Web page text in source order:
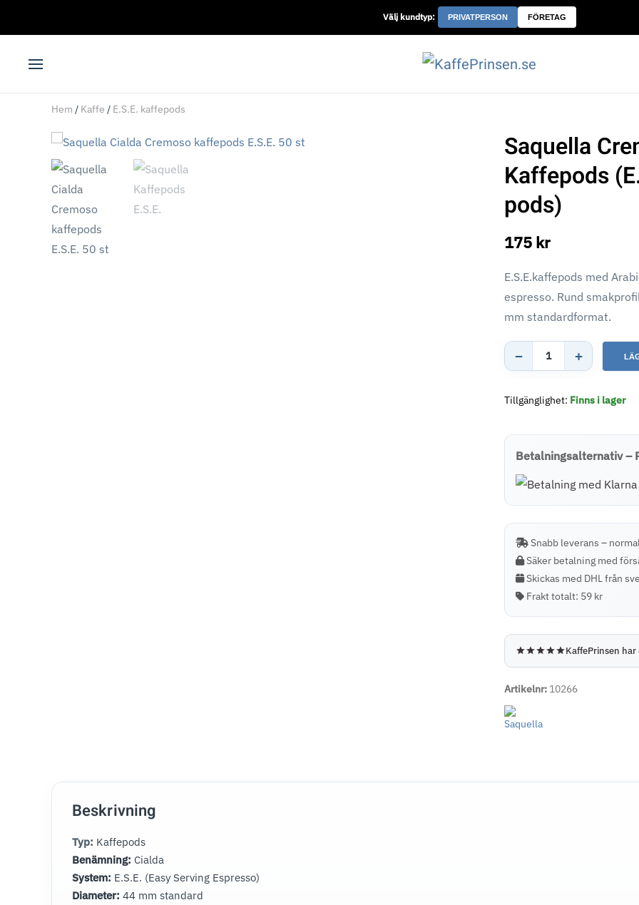
Välj kundtyp: PRIVATPERSON FÖRETAG
Hem / Kaffe / E.S.E. kaffepods
Saquella
Kaffepods
pods)
175 kr
E.S.E.kaffepods med
espresso. Rund
mm standardformat.
Saquella
Espresso
Kaffepods
(E.S.E.)
Storpack
(50
pods)
mängd
− +
Tillgänglighet: Finns i lager
Betalningsalternativ –
Snabb leverans –
Säker betalning med
Skickas med DHL från
Frakt totalt: 59 kr
KaffePrinsen
Artikelnr: 10266
Beskrivning
Typ: Kaffepods
Benämning: Cialda
System: E.S.E. (Easy Serving Espresso)
Diameter: 44 mm standard